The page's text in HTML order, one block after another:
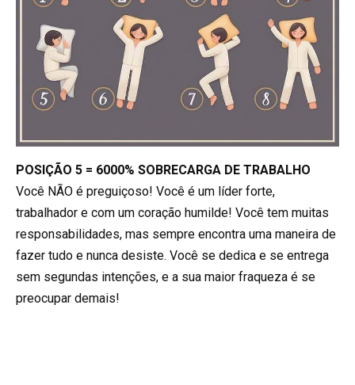
POSIÇÃO 5 = 6000% SOBRECARGA DE TRABALHO
Você NÃO é preguiçoso! Você é um líder forte,
trabalhador e com um coração humilde! Você tem muitas
responsabilidades, mas sempre encontra uma maneira de
fazer tudo e nunca desiste. Você se dedica e se entrega
sem segundas intenções, e a sua maior fraqueza é se
preocupar demais!